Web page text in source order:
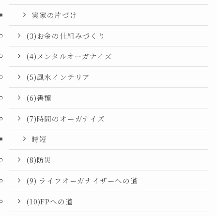
実家の片づけ
(3)お金の仕組みづくり
(4)メンタルオーガナイズ
(5)風水インテリア
(6)書類
(7)時間のオーガナイズ
時短
(8)防災
(9) ライフオーガナイザーへの道
(10)FPへの道